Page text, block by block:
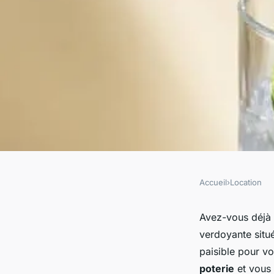
Comment
en Ombrie pour
Accueil›Location
Avez-vous
verdoyante
paisible pour
poterie et vous